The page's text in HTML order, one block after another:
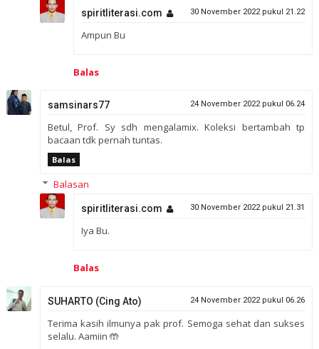
spiritliterasi.com 30 November 2022 pukul 21.22
Ampun Bu
Balas
samsinars77 24 November 2022 pukul 06.24
Betul, Prof. Sy sdh mengalamix. Koleksi bertambah tp
bacaan tdk pernah tuntas.
Balas
Balasan
spiritliterasi.com 30 November 2022 pukul 21.31
Iya Bu.
Balas
SUHARTO (Cing Ato) 24 November 2022 pukul 06.26
Terima kasih ilmunya pak prof. Semoga sehat dan sukses
selalu. Aamiin 🤲